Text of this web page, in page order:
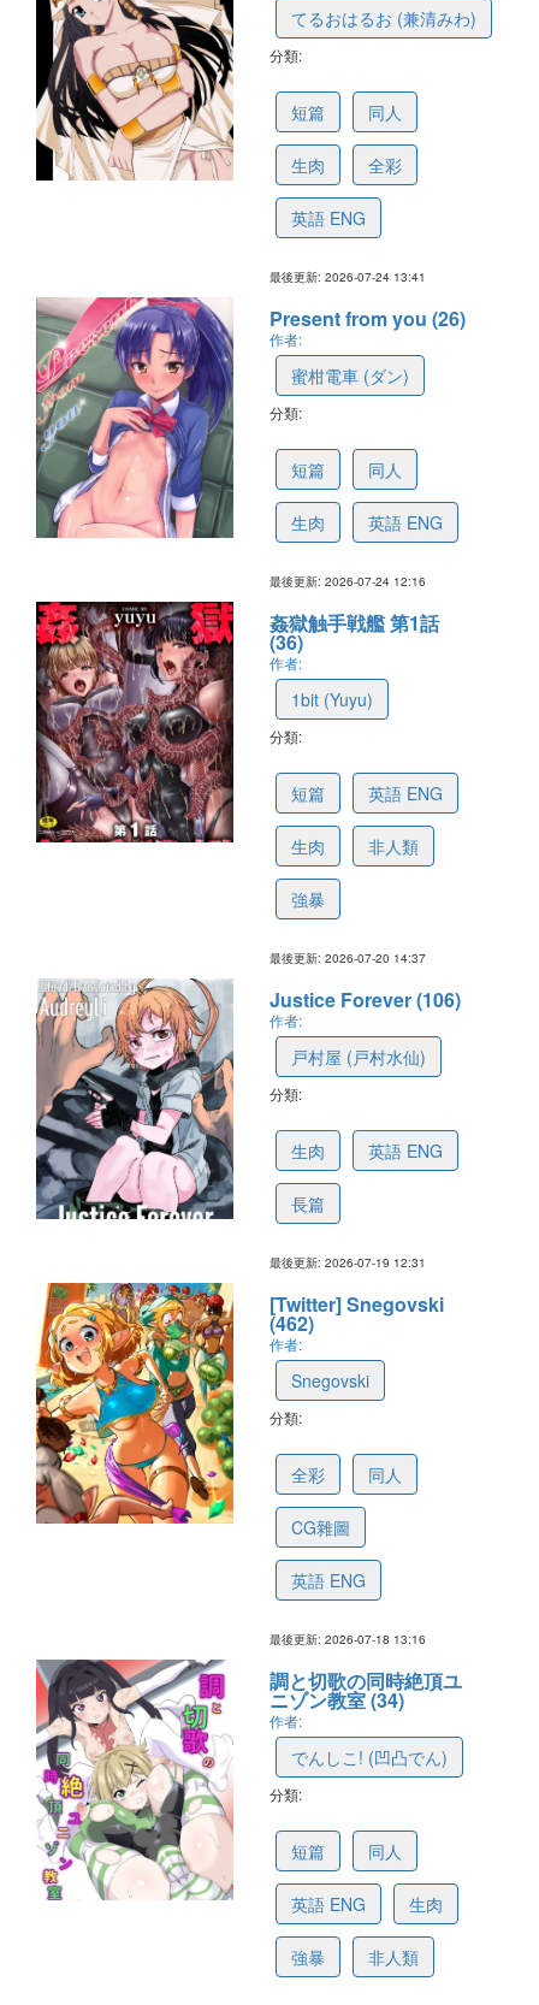
てるおはるお (兼清みわ)
分類:
短篇 同人
生肉 全彩
英語 ENG
最後更新: 2026-07-24 13:41
Present from you (26)
作者:
蜜柑電車 (ダン)
分類:
短篇 同人
生肉 英語 ENG
最後更新: 2026-07-24 12:16
姦獄触手戦艦 第1話
(36)
作者:
1bit (Yuyu)
分類:
短篇 英語 ENG
生肉 非人類
強暴
最後更新: 2026-07-20 14:37
Justice Forever (106)
作者:
戸村屋 (戸村水仙)
分類:
生肉 英語 ENG
長篇
最後更新: 2026-07-19 12:31
[Twitter] Snegovski
(462)
作者:
Snegovski
分類:
全彩 同人
CG雜圖
英語 ENG
最後更新: 2026-07-18 13:16
調と切歌の同時絶頂ユ
ニゾン教室 (34)
作者:
でんしこ! (凹凸でん)
分類:
短篇 同人
英語 ENG 生肉
強暴 非人類